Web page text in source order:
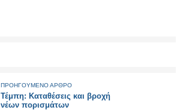
ΠΡΟΗΓΟΥΜΕΝΟ ΑΡΘΡΟ
Τέμπη: Καταθέσεις και βροχή
νέων πορισμάτων